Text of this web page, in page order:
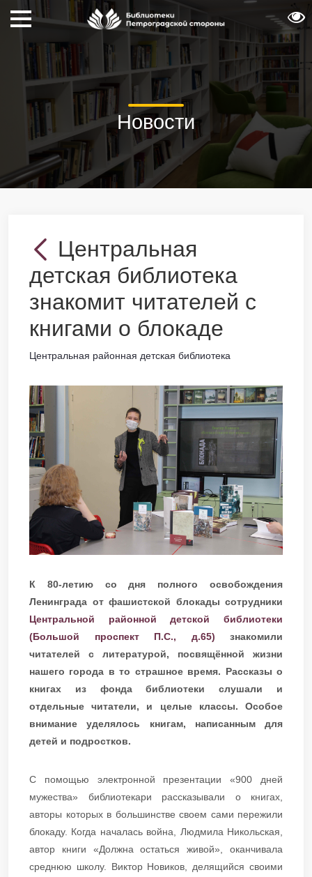
Новости
Центральная
детская библиотека
знакомит читателей с
книгами о блокаде
Центральная районная детская библиотека
К 80-летию со дня полного освобождения
Ленинграда от фашистской блокады сотрудники
Центральной районной детской библиотеки
(Большой проспект П.С., д.65) знакомили
читателей с литературой, посвящённой жизни
нашего города в то страшное время. Рассказы о
книгах из фонда библиотеки слушали и
отдельные читатели, и целые классы. Особое
внимание уделялось книгам, написанным для
детей и подростков.
С помощью электронной презентации «900 дней
мужества» библиотекари рассказывали о книгах,
авторы которых в большинстве своем сами пережили
блокаду. Когда началась война, Людмила Никольская,
автор книги «Должна остаться живой», оканчивала
среднюю школу. Виктор Новиков, делящийся своими